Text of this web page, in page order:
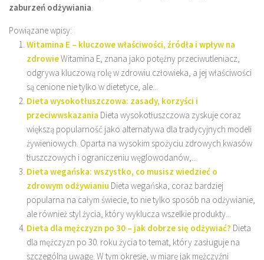
zaburzeń odżywiania.
Powiązane wpisy:
Witamina E – kluczowe właściwości, źródła i wpływ na
zdrowieWitamina E, znana jako potężny przeciwutleniacz,
odgrywa kluczową rolę w zdrowiu człowieka, a jej właściwości
są cenione nie tylko w dietetyce, ale...
Dieta wysokotłuszczowa: zasady, korzyści i
przeciwwskazania Dieta wysokotłuszczowa zyskuje coraz
większą popularność jako alternatywa dla tradycyjnych modeli
żywieniowych. Oparta na wysokim spożyciu zdrowych kwasów
tłuszczowych i ograniczeniu węglowodanów,...
Dieta wegańska: wszystko, co musisz wiedzieć o
zdrowym odżywianiu Dieta wegańska, coraz bardziej
popularna na całym świecie, to nie tylko sposób na odżywianie,
ale również styl życia, który wyklucza wszelkie produkty...
Dieta dla mężczyzn po 30 – jak dobrze się odżywiać? Dieta
dla mężczyzn po 30. roku życia to temat, który zasługuje na
szczególną uwagę. W tym okresie, w miarę jak mężczyźni